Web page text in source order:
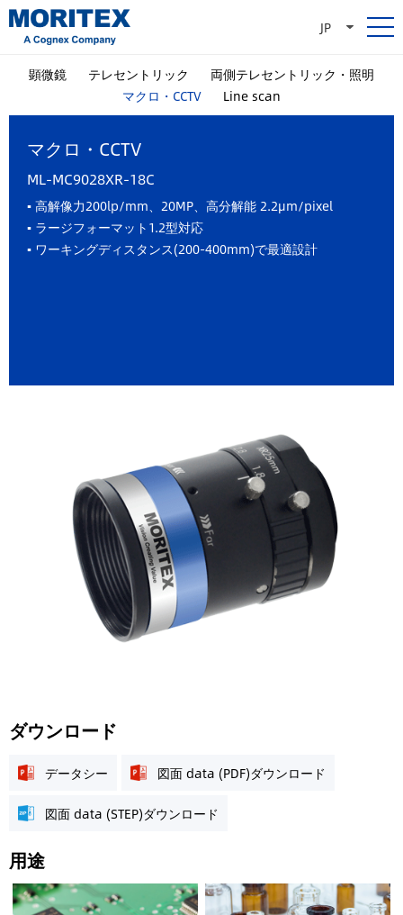
JP
顕微鏡 テレセントリック
両側テレセントリック・照明
マクロ・CCTV
Line scan
マクロ・CCTV
ML-MC9028XR-18C
▪ 高解像力200lp/mm、20MP、高分解能 2.2μm/pixel
▪ ラージフォーマット1.2型対応
▪ ワーキングディスタンス(200-400mm)で最適設計
ダウンロード
データシー 図面 data (PDF)ダウンロード
図面 data (STEP)ダウンロード
用途